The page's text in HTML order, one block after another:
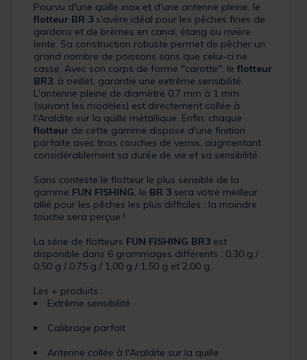
Pourvu d'une quille inox et d'une antenne pleine, le
flotteur BR 3 s'avère idéal pour les pêches fines de
gardons et de brèmes en canal, étang ou rivière
lente. Sa construction robuste permet de pêcher un
grand nombre de poissons sans que celui-ci ne
casse. Avec son corps de forme "carotte", le flotteur
BR3, à oeillet, garantie une extrême sensibilité.
L'antenne pleine de diamètre 0,7 mm à 1 mm
(suivant les modèles) est directement collée à
l'Araldite sur la quille métallique. Enfin, chaque
flotteur de cette gamme dispose d'une finition
parfaite avec trois couches de vernis, augmentant
considérablement sa durée de vie et sa sensibilité.
Sans conteste le flotteur le plus sensible de la
gamme FUN FISHING, le BR 3 sera votre meilleur
allié pour les pêches les plus difficiles : la moindre
touche sera perçue !
La série de flotteurs FUN FISHING BR3 est
disponible dans 6 grammages différents : 0,30 g /
0,50 g / 0,75 g / 1,00 g / 1,50 g et 2,00 g.
Les + produits :
Extrême sensibilité
Calibrage parfait
Antenne collée à l'Araldite sur la quille